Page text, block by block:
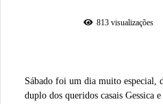
813visualizações
Sábado foi um dia muito especial,
duplo dos queridos casais Gessica